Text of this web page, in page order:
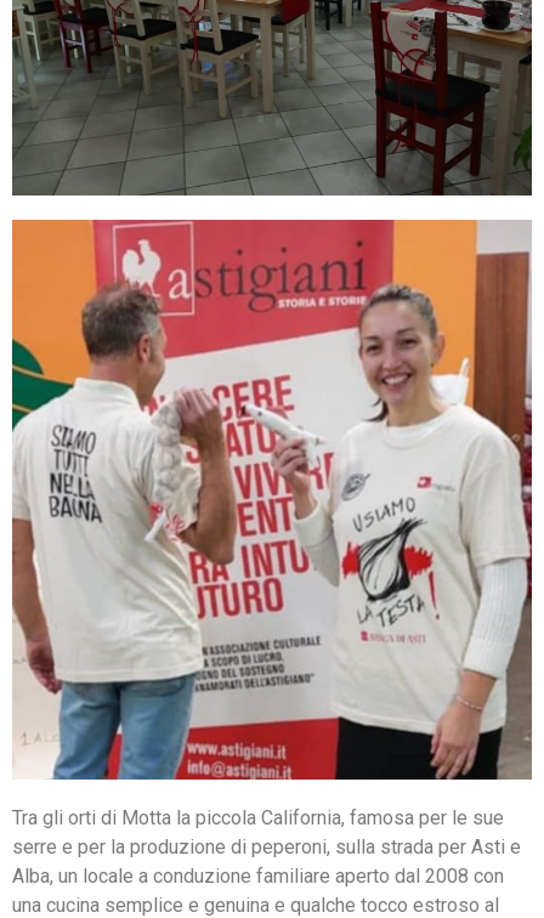
Tra gli orti di Motta la piccola California, famosa per le sue
serre e per la produzione di peperoni, sulla strada per Asti e
Alba, un locale a conduzione familiare aperto dal 2008 con
una cucina semplice e genuina e qualche tocco estroso al